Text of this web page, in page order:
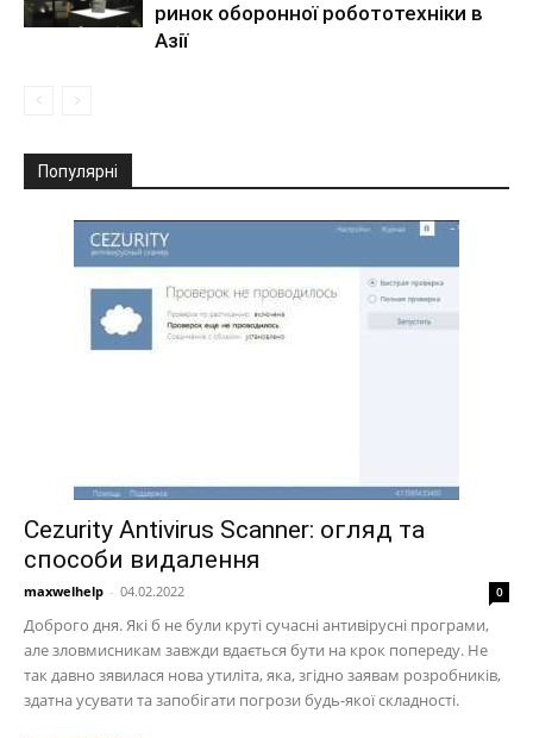
ринок оборонної робототехніки в
Азії
Популярні
Cezurity Antivirus Scanner: огляд та
способи видалення
maxwelhelp - 04.02.2022 0
Доброго дня. Які б не були круті сучасні антивірусні програми,
але зловмисникам завжди вдається бути на крок попереду. Не
так давно зявилася нова утиліта, яка, згідно заявам розробників,
здатна усувати та запобігати погрози будь-якої складності.